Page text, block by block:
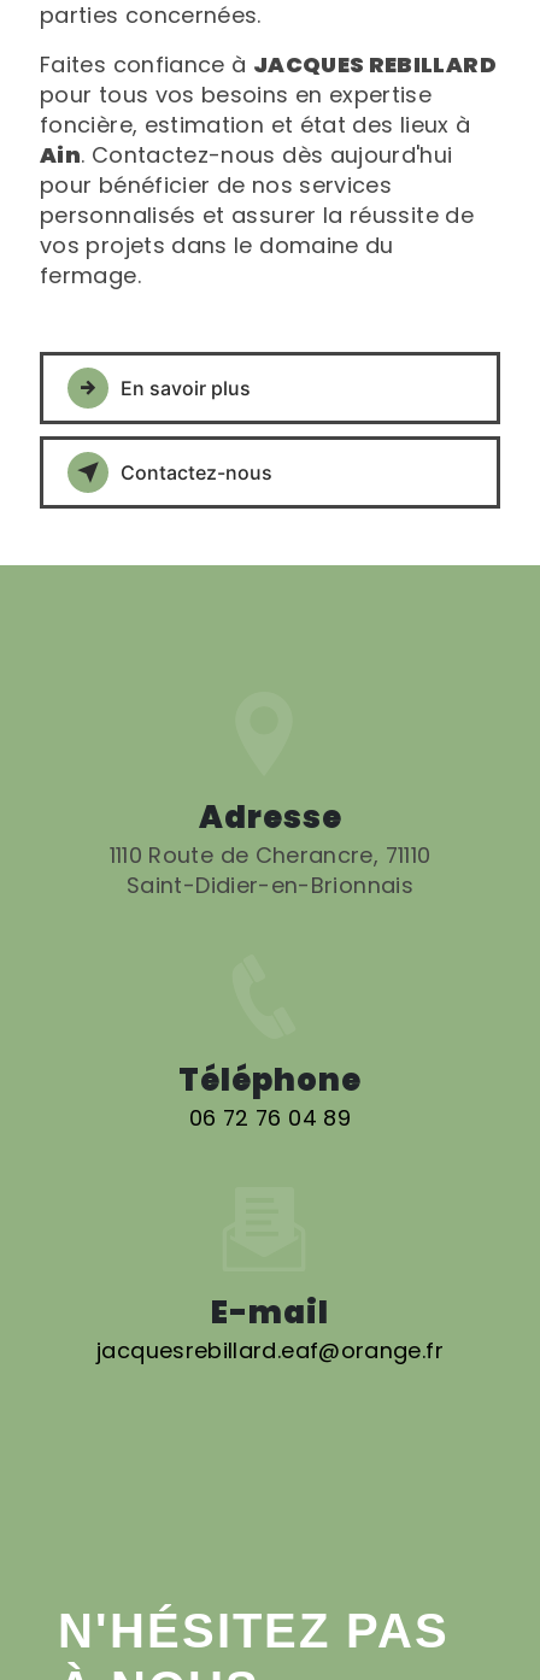
parties concernées.
Faites confiance à JACQUES REBILLARD
pour tous vos besoins en expertise
foncière, estimation et état des lieux à
Ain. Contactez-nous dès aujourd'hui
pour bénéficier de nos services
personnalisés et assurer la réussite de
vos projets dans le domaine du
fermage.
En savoir plus
Contactez-nous
Adresse
1110 Route de Cherancre, 71110
Saint-Didier-en-Brionnais
Téléphone
06 72 76 04 89
E-mail
jacquesrebillard.eaf@orange.fr
N'HÉSITEZ PAS